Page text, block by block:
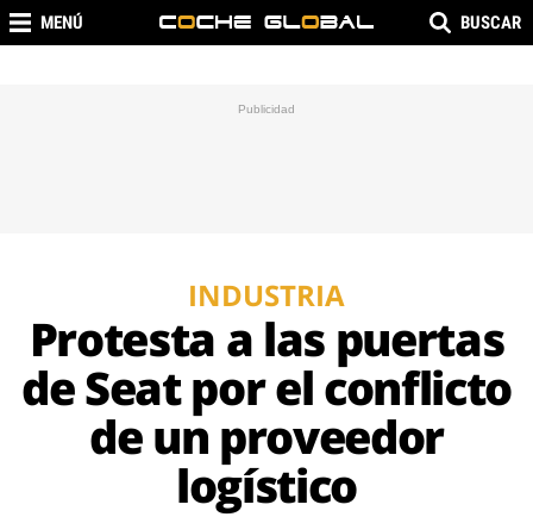
MENÚ BUSCAR
INDUSTRIA
Protesta a las puertas
de Seat por el conflicto
de un proveedor
logístico